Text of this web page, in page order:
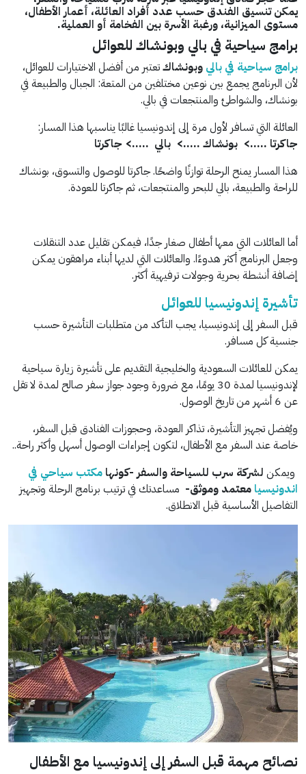
يمكن تنسيق الفندق حسب عدد أفراد العائلة، أعمار الأطفال،
مستوى الميزانية، ورغبة الأسرة بين الفخامة أو العملية.
برامج سياحية في بالي وبونشاك للعوائل
برامج سياحية في بالي وبونشاكتعتبر من أفضل الاختيارات للعوائل،
لأن البرنامج يجمع بين نوعين مختلفين من المتعة: الجبال والطبيعة في
بونشاك، والشواطئ والمنتجعات في بالي.
العائلة التي تسافر لأول مرة إلى إندونيسيا غالبًا يناسبها هذا المسار:
جاكرتا …..> بونشاك …..> بالي …..> جاكرتا
هذا المسار يمنح الرحلة توازنًا واضحًا. جاكرتا للوصول والتسوق، بونشاك
للراحة والطبيعة، بالي للبحر والمنتجعات، ثم جاكرتا للعودة.
أما العائلات التي معها أطفال صغار جدًا، فيمكن تقليل عدد التنقلات
وجعل البرنامج أكثر هدوءًا. والعائلات التي لديها أبناء مراهقون يمكن
إضافة أنشطة بحرية وجولات ترفيهية أكثر.
تأشيرة إندونيسيا للعوائل
قبل السفر إلى إندونيسيا، يجب التأكد من متطلبات التأشيرة حسب
جنسية كل مسافر.
يمكن للعائلات السعودية والخليجية التقديم على تأشيرة زيارة سياحية
لإندونيسيا لمدة 30 يومًا، مع ضرورة وجود جواز سفر صالح لمدة لا تقل
عن 6 أشهر من تاريخ الوصول.
ويُفضل تجهيز التأشيرة، تذاكر العودة، وحجوزات الفنادق قبل السفر،
خاصة عند السفر مع الأطفال، لتكون إجراءات الوصول أسهل وأكثر راحة..
ويمكن لشركة سرب للسياحة والسفر -كونها مكتب سياحي في
اندونيسيا معتمد وموثق- مساعدتك في ترتيب برنامج الرحلة وتجهيز
التفاصيل الأساسية قبل الانطلاق.
نصائح مهمة قبل السفر إلى إندونيسيا مع الأطفال